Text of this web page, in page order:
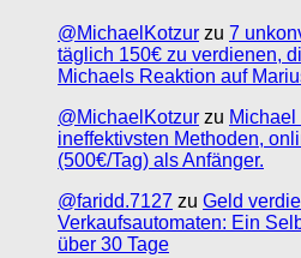
@MichaelKotzur zu 7
täglich 150€ zu verdienen,
Michaels Reaktion auf
@MichaelKotzur zu
ineffektivsten Methoden,
(500€/Tag) als Anfänger.
@faridd.7127 zu Geld
Verkaufsautomaten: Ein
über 30 Tage